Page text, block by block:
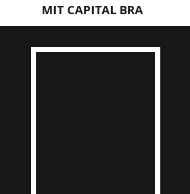
MIT CAPITAL BRA